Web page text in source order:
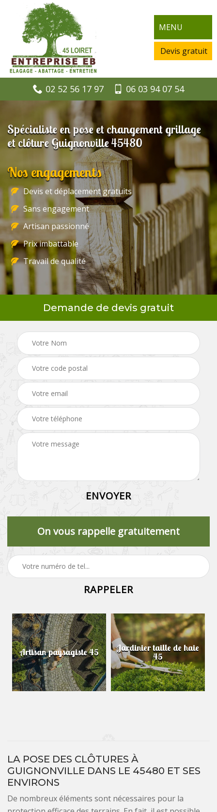
MENU
Devis gratuit
02 52 56 17 97 06 03 94 07 54
Spécialiste en pose et changement grillage
et clôture Guignonville 45480
Nos engagements
Devis et déplacement gratuits
Sans engagement
Artisan passionné
Prix imbattable
Travail de qualité
Demande de devis gratuit
On vous rappelle gratuitement
Artisan paysagiste 45 Jardinier taille de haie
45
LA POSE DES CLÔTURES À
GUIGNONVILLE DANS LE 45480 ET SES
ENVIRONS
De nombreux éléments sont nécessaires pour la